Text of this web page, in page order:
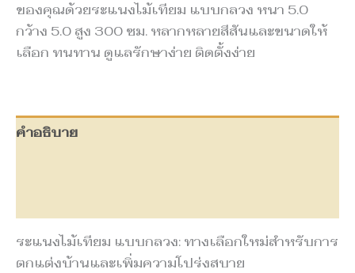
ของคุณด้วยระแนงไม้เทียม แบบกลวง หนา 5.0
กว้าง 5.0 สูง 300 ซม. หลากหลายสีสันและขนาดให้
เลือก ทนทาน ดูแลรักษาง่าย ติดตั้งง่าย
คำอธิบาย
ระแนงไม้เทียม แบบกลวง: ทางเลือกใหม่สำหรับการ
ตกแต่งบ้านและเพิ่มความโปร่งสบาย